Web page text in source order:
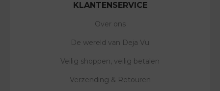
KLANTENSERVICE
Over ons
De wereld van Deja Vu
Veilig shoppen, veilig betalen
Verzending & Retouren